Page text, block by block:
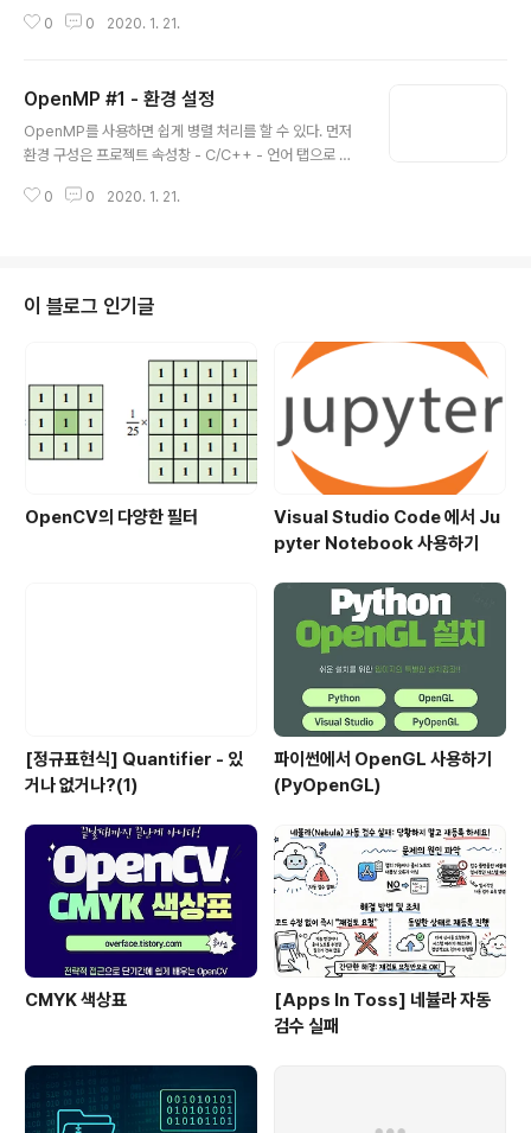
병렬화 불가 코드 예시 아래의 코드는..
에서 결과가 의도했던 바와 다르게 속도가 느리게 나와서
E를 쓰기 위한 로직을 작성해야 하지만 어제의 코드는 컴파
일러 최적화에 의해 의미 없는 코드를 테스트하게 되어 스
레드를 추가할 때마다 오히려 비용이 커지게 되어 의도하
ing 모델이었다. Work-Sharing 같은 작업을 스레드 별
0 0 2020. 1. 21.
OpenMP #1 - 환경 설정
OpenMP를 사용하면 쉽게 병렬 처리를 할 수 있다. 먼저
환경 구성은 프로젝트 속성창 - C/C++ - 언어 탭으로 이
P 를 사용하여 병렬 처리를 하는 예제 코드 이다. #includ
unc(int n, int m) { for(int i = 0 ; i < n ;i +=1 ) { for(int
j = 0 ; j < m ; j +=1) { doNothing(); } } } int main() { c
0 0 2020. 1. 21.
이 블로그 인기글
OpenCV의 다양한 필터
Visual Studio Code 에서 Ju
pyter Notebook 사용하기
[정규표현식] Quantifier - 있
거나 없거나?(1)
파이썬에서 OpenGL 사용하기
(PyOpenGL)
CMYK 색상표
[Apps In Toss] 네뷸라 자동
검수 실패